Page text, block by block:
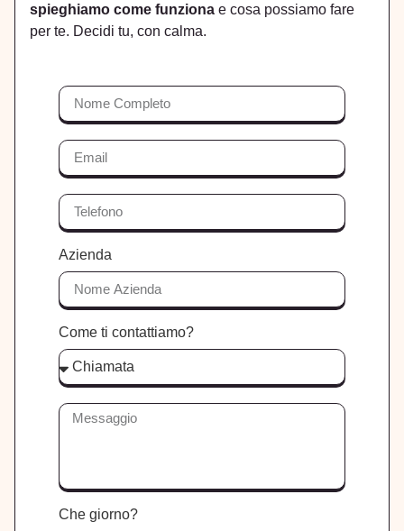
spieghiamo come funziona e cosa possiamo fare
per te. Decidi tu, con calma.
Azienda
Come ti contattiamo?
Che giorno?